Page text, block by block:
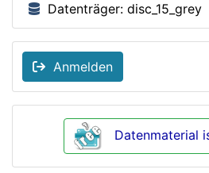
Datenträger: disc_15_grey
Anmelden
Datenmaterial